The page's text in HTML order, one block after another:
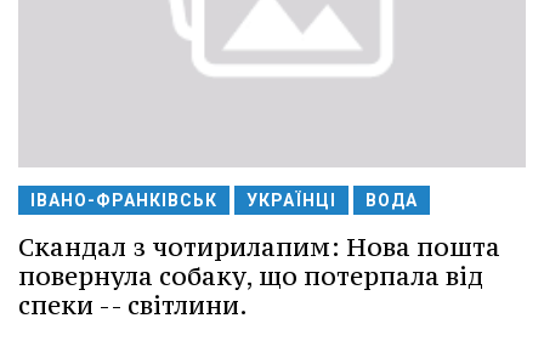
ІВАНО-ФРАНКІВСЬК УКРАЇНЦІ ВОДА
Скандал з чотирилапим: Нова пошта
повернула собаку, що потерпала від
спеки -- світлини.